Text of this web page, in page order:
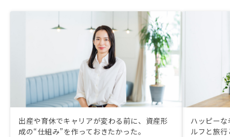
出産や育休でキャリアが変わる前に、資産形
成の“仕組み”を作っておきたかった。
ハッピー
ルフと旅